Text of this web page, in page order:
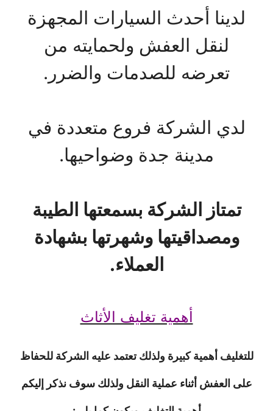
لدينا أحدث السيارات المجهزة
لنقل العفش ولحمايته من
تعرضه للصدمات والضرر.
لدي الشركة فروع متعددة في
مدينة جدة وضواحيها.
تمتاز الشركة بسمعتها الطيبة
ومصداقيتها وشهرتها بشهادة
العملاء.
أهمية تغليف الأثاث
للتغليف أهمية كبيرة ولذلك تعتمد عليه الشركة للحفاظ
على العفش أثناء عملية النقل ولذلك سوف نذكر إليكم